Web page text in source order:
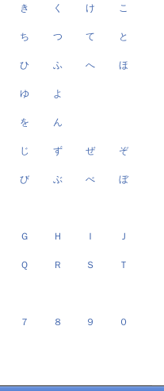
き く け こ
ち つ て と
ひ ふ へ ほ
ゆ よ
を ん
じ ず ぜ ぞ
び ぶ べ ぼ
Ｇ Ｈ Ｉ Ｊ
Ｑ Ｒ Ｓ Ｔ
７ ８ ９ ０